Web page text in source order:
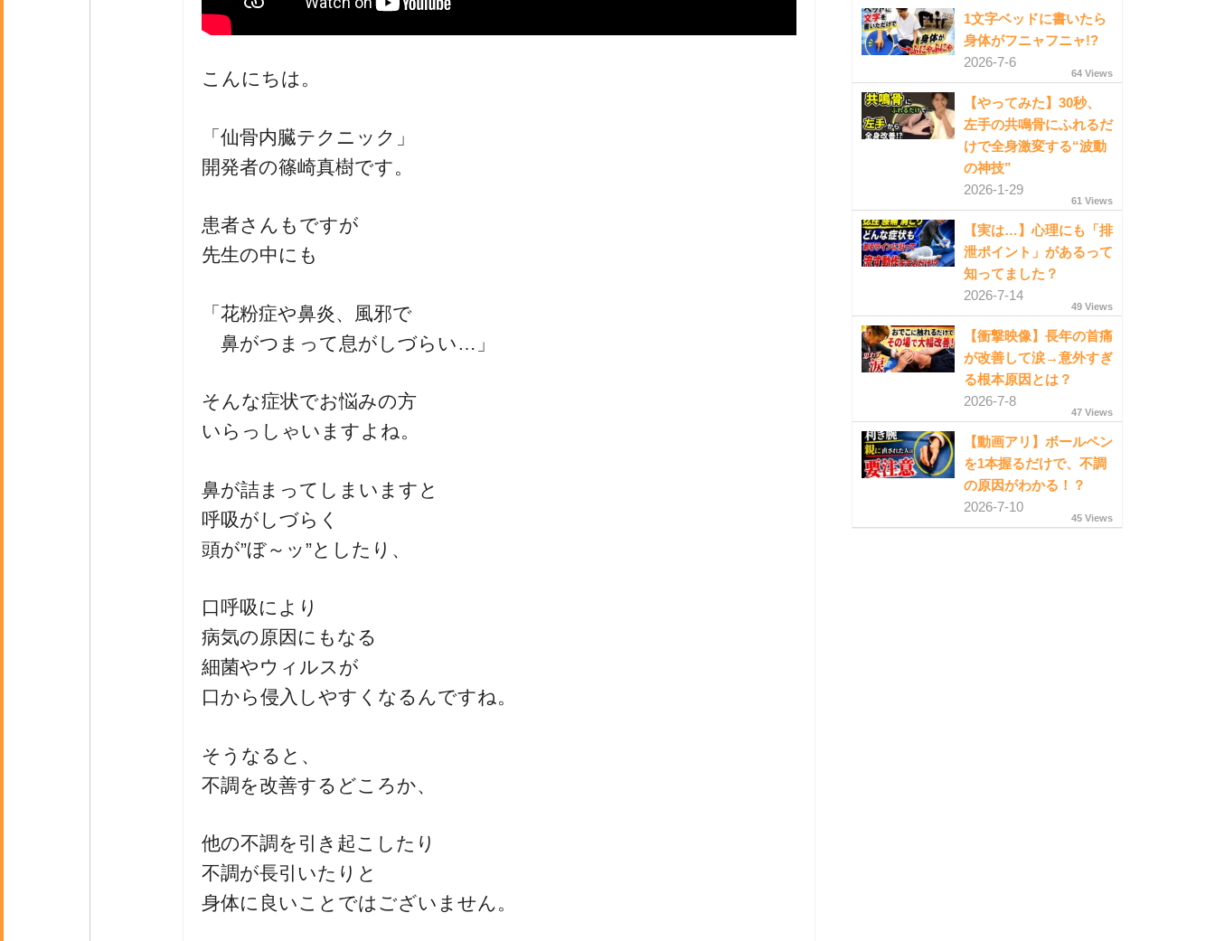
ゴッドハンド通信とは
こんにちは。
「仙骨内臓テクニック」
開発者の篠崎真樹です。
患者さんもですが
先生の中にも
「花粉症や鼻炎、風邪で
鼻がつまって息がしづらい…」
そんな症状でお悩みの方
いらっしゃいますよね。
鼻が詰まってしまいますと
呼吸がしづらく
頭が”ぼ～ッ”としたり、
口呼吸により
病気の原因にもなる
細菌やウィルスが
口から侵入しやすくなるんですね。
そうなると、
不調を改善するどころか、
他の不調を引き起こしたり
不調が長引いたりと
身体に良いことではございません。
1文字ベッドに書いたら
身体がフニャフニャ!?
2026-7-6
64 Views
【やってみた】30秒、
左手の共鳴骨にふれるだ
けで全身激変する“波動
の神技”
2026-1-29
61 Views
【実は…】心理にも「排
泄ポイント」があるって
知ってました？
2026-7-14
49 Views
【衝撃映像】長年の首痛
が改善して涙→意外すぎ
る根本原因とは？
2026-7-8
47 Views
【動画アリ】ボールペン
を1本握るだけで、不調
の原因がわかる！？
2026-7-10
45 Views